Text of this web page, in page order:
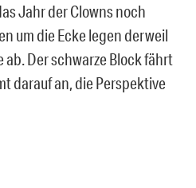
Jahr der Clowns noch
um die Ecke legen derweil
Der schwarze Block fährt
darauf an, die Perspektive